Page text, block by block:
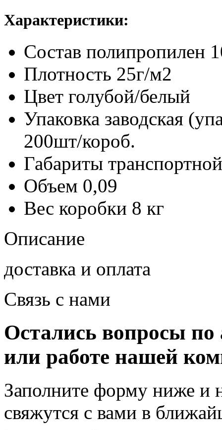
Характеристики:
Состав полипропилен
Плотность 25г/м2
Цвет голубой/белый
Упаковка заводская
200шт/короб.
Габариты
Объем 0,09
Вес коробки 8 кг
Описание
доставка и оплата
Связь с нами
Остались вопросы по
или работе нашей
Заполните форму ниже и
свяжутся с вами в